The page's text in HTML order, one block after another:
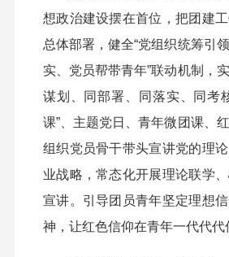
想政治建设摆在首位，把团建
总体部署，健全“党组织统筹引
实、党员帮带青年”联动机制，
谋划、同部署、同落实、同考
课”、主题党日、青年微团课、
组织党员骨干带头宣讲党的理
业战略，常态化开展理论联学
宣讲。引导团员青年坚定理想
神，让红色信仰在青年一代代代